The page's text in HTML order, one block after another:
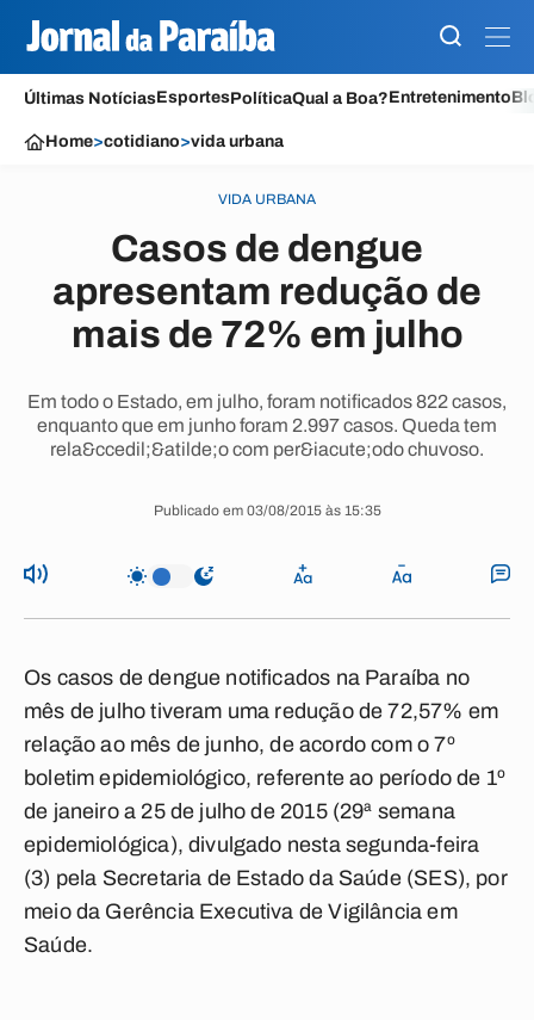
Últimas NotíciasEsportesPolíticaQual a Boa?Entretenimento
Home>cotidiano>vida urbana
VIDA URBANA
Casos de dengue
apresentam redução de
mais de 72% em julho
Em todo o Estado, em julho, foram notificados 822 casos,
enquanto que em junho foram 2.997 casos. Queda tem
rela&ccedil;&atilde;o com per&iacute;odo chuvoso.
Publicado em 03/08/2015 às 15:35
Os casos de dengue notificados na Paraíba no
mês de julho tiveram uma redução de 72,57% em
relação ao mês de junho, de acordo com o 7º
boletim epidemiológico, referente ao período de 1º
de janeiro a 25 de julho de 2015 (29ª semana
epidemiológica), divulgado nesta segunda-feira
(3) pela Secretaria de Estado da Saúde (SES), por
meio da Gerência Executiva de Vigilância em
Saúde.